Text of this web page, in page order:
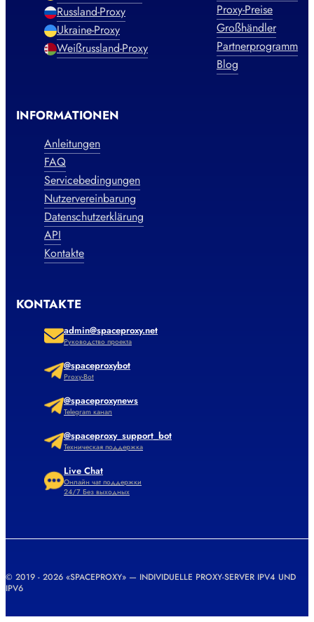
Russland-Proxy
Ukraine-Proxy
Weißrussland-Proxy
Proxy-Preise
Großhändler
Partnerprogramm
Blog
INFORMATIONEN
Anleitungen
FAQ
Servicebedingungen
Nutzervereinbarung
Datenschutzerklärung
API
Kontakte
KONTAKTE
admin@spaceproxy.net
Руководство проекта
@spaceproxybot
Proxy-Bot
@spaceproxynews
Telegram канал
@spaceproxy_support_bot
Техническая поддержка
Live Chat
Онлайн чат поддержки
24/7 Без выходных
© 2019 - 2026 «SPACEPROXY» — INDIVIDUELLE PROXY-SERVER IPV4 UND
IPV6